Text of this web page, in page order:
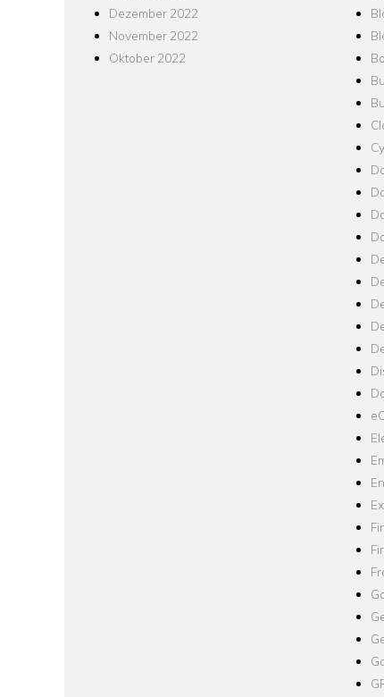
Dezember 2022
November 2022
Oktober 2022